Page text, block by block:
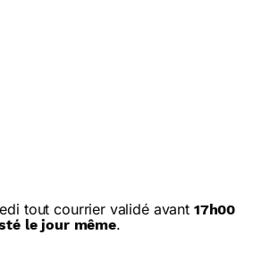
tout courrier validé avant 17h00
le jour même.